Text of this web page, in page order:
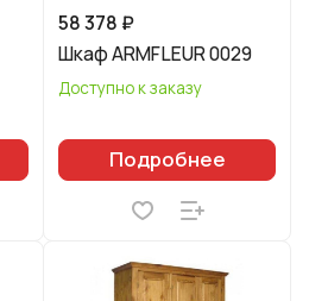
58 378 ₽
Шкаф ARMFLEUR 0029
Доступно к заказу
Подробнее